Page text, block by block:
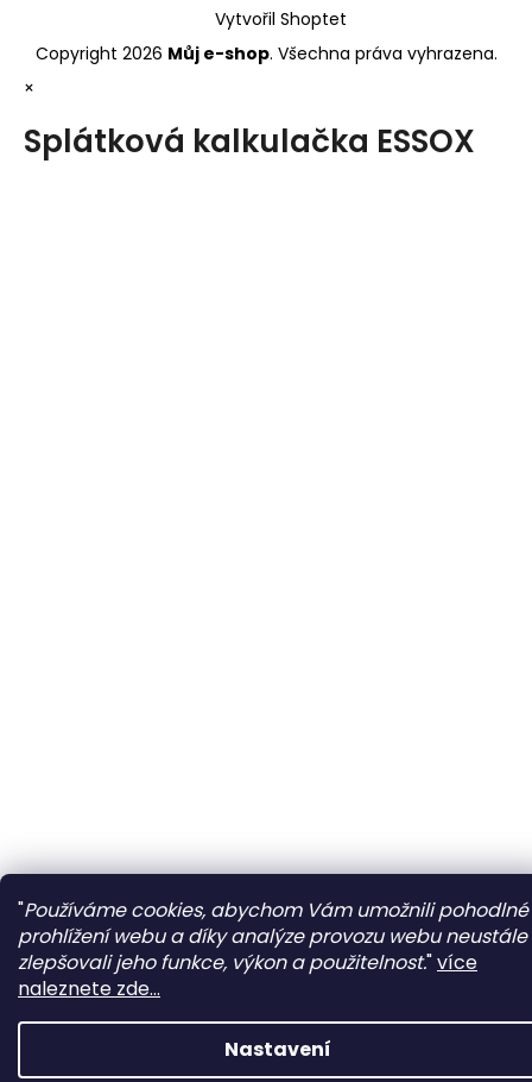
"Používáme cookies, abychom Vám umožnili pohodlné
prohlížení webu a díky analýze provozu webu neustále
zlepšovali jeho funkce, výkon a použitelnost."více
naleznete zde...
Nastavení
Vytvořil Shoptet
Copyright 2026 Můj e-shop. Všechna práva vyhrazena.
×
Splátková kalkulačka ESSOX